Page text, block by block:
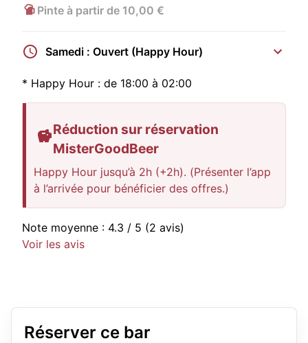
Pinte à partir de 10,00 €
Samedi : Ouvert (Happy Hour)
* Happy Hour : de 18:00 à 02:00
Réduction sur réservation
MisterGoodBeer
Happy Hour jusqu’à 2h (+2h). (Présenter l’app
à l’arrivée pour bénéficier des offres.)
Note moyenne : 4.3 / 5 (2 avis)
Voir les avis
Réserver ce bar